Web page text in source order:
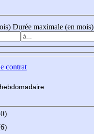
Durée maximale (en mois)
contrat
madaire